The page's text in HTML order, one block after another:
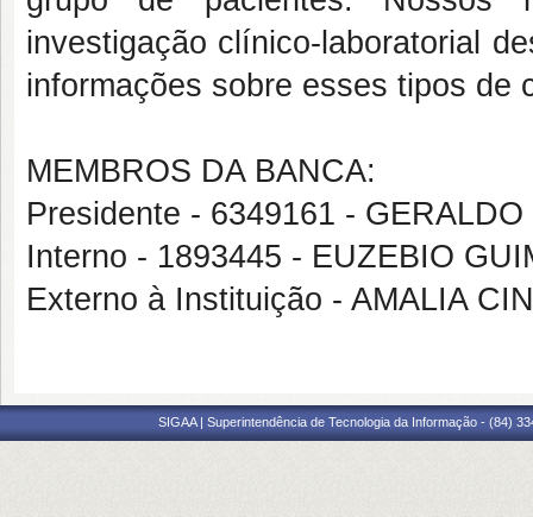
investigação clínico-laboratorial
informações sobre esses tipos de
MEMBROS DA BANCA:
Presidente - 6349161 -
Interno - 1893445 - EUZEBIO
Externo à Instituição - AMALIA
SIGAA | Superintendência de Tecnologia da Informação - (84)